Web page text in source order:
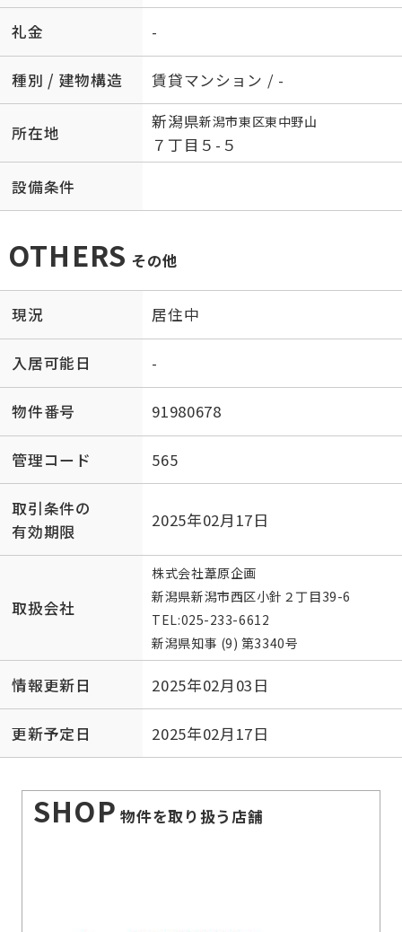
礼金 -
種別 / 建物構造 賃貸マンション / -
所在地
新潟県新潟市東区東中野山
７丁目５-５
設備条件
OTHERS その他
現況 居住中
入居可能日 -
物件番号 91980678
管理コード 565
取引条件の
有効期限
2025年02月17日
取扱会社
株式会社葦原企画
新潟県新潟市西区小針２丁目39-6
TEL:025-233-6612
新潟県知事 (9) 第3340号
情報更新日 2025年02月03日
更新予定日 2025年02月17日
SHOP 物件を取り扱う店舗